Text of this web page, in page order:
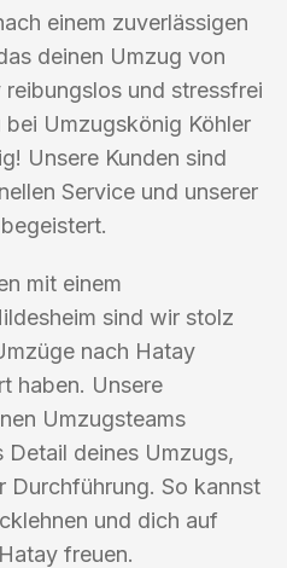
einem zuverlässigen
deinen Umzug von
und stressfrei
Umzugskönig Köhler
Unsere Kunden sind
Service und unserer
mit einem
sind wir stolz
nach Hatay
haben. Unsere
Umzugsteams
Detail deines Umzugs,
Durchführung. So kannst
und dich auf
freuen.